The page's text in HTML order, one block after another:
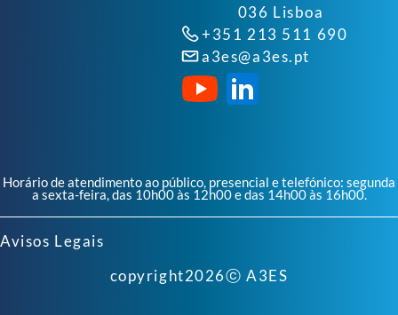
036 Lisboa
+351 213 511 690
a3es@a3es.pt
Horário de atendimento ao público, presencial e telefónico: segunda
a sexta-feira, das 10h00 às 12h00 e das 14h00 às 16h00.
Avisos Legais
copyright2026ⓒ A3ES